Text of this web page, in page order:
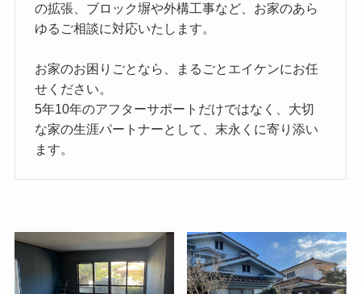
の拡張、ブロック塀や外構工事など、お家のあら
ゆるご相談に対応いたします。
お家のお困りごとなら、まるごとエイケンにお任
せください。
5年10年のアフターサポートだけではなく、大切
な家の生涯パートナーとして、末永くに寄り添い
ます。